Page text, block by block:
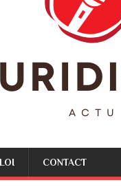
LOI CONTACT